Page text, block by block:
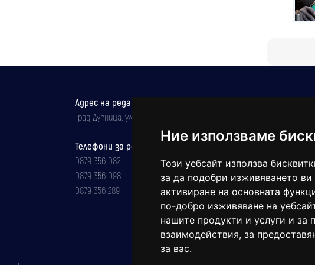
Ние използваме
Този уебсайт използва
за да подобри изживяването
активиране на основната
по-добро изживяване на
нашите продукти и услуги и за
взаимодействия, за
за вас.
Адрес на редакцията
Град Дупница, ул.''Христо Ботев" 43
Телефони за реклама и абонаменти
0879 356 082
0879 356 098
0879 356 289